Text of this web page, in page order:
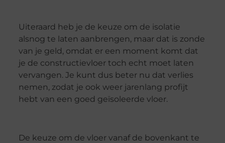
Uiteraard heb je de keuze om de isolatie
alsnog te laten aanbrengen, maar dat is zonde
van je geld, omdat er een moment komt dat
je de constructievloer toch echt moet laten
vervangen. Je kunt dus beter nu dat verlies
nemen, zodat je ook weer jarenlang profijt
hebt van een goed geïsoleerde vloer.
De keuze om de vloer vanaf de bovenkant te